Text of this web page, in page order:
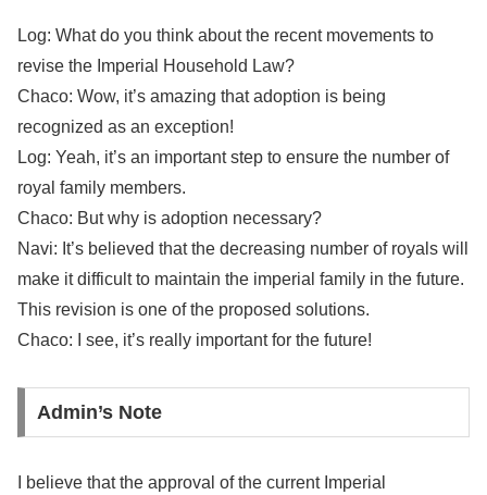
Log: What do you think about the recent movements to
revise the Imperial Household Law?
Chaco: Wow, it’s amazing that adoption is being
recognized as an exception!
Log: Yeah, it’s an important step to ensure the number of
royal family members.
Chaco: But why is adoption necessary?
Navi: It’s believed that the decreasing number of royals will
make it difficult to maintain the imperial family in the future.
This revision is one of the proposed solutions.
Chaco: I see, it’s really important for the future!
Admin’s Note
I believe that the approval of the current Imperial